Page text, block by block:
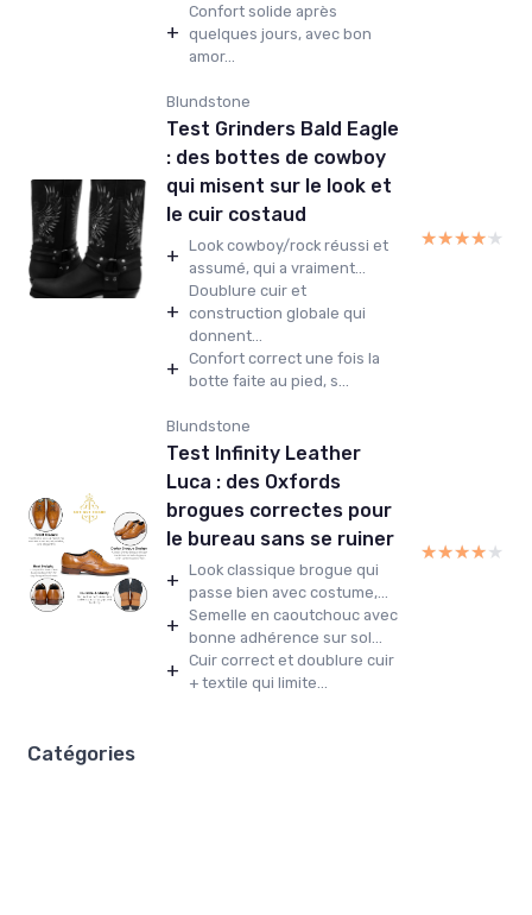
+
Confort solide après
quelques jours, avec bon
amor...
Blundstone
Test Grinders Bald Eagle
: des bottes de cowboy
qui misent sur le look et
le cuir costaud
+ Look cowboy/rock réussi et
assumé, qui a vraiment...
+
Doublure cuir et
construction globale qui
donnent...
+ Confort correct une fois la
botte faite au pied, s...
★★★★★
★★★★★
Blundstone
Test Infinity Leather
Luca : des Oxfords
brogues correctes pour
le bureau sans se ruiner
+ Look classique brogue qui
passe bien avec costume,...
+ Semelle en caoutchouc avec
bonne adhérence sur sol...
+ Cuir correct et doublure cuir
+ textile qui limite...
★★★★★
★★★★★
Catégories